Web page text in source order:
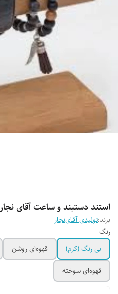
استند دستبند و ساعت آقای نجار
برند:تولیدی آقای‌نجار
رنگ
بی رنگ (کرم)
قهوه‌ای روشن
قهوه‌ای سوخته